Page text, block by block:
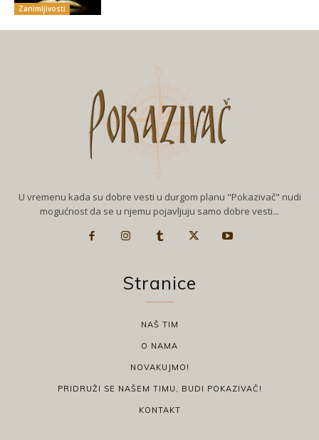
Zanimljivosti
U vremenu kada su dobre vesti u durgom planu "Pokazivač" nudi
mogućnost da se u njemu pojavljuju samo dobre vesti...
Stranice
NAŠ TIM
O NAMA
NOVAKUJMO!
PRIDRUŽI SE NAŠEM TIMU, BUDI POKAZIVAČ!
KONTAKT